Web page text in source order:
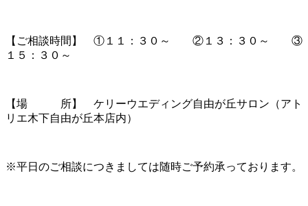
【ご相談時間】 ①１１：３０～ ②１３：３０～ ③
１５：３０～
【場 所】 ケリーウエディング自由が丘サロン（アト
リエ木下自由が丘本店内）
※平日のご相談につきましては随時ご予約承っております。